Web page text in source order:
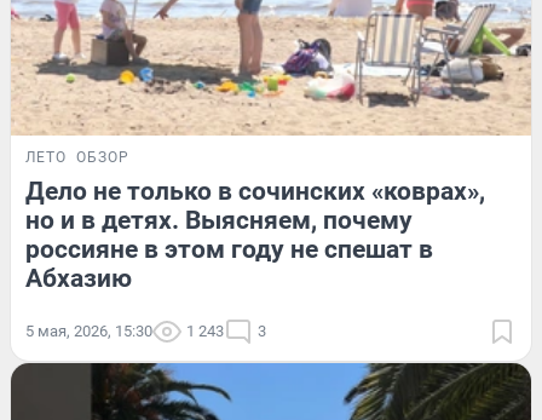
ЛЕТО ОБЗОР
Дело не только в сочинских «коврах»,
но и в детях. Выясняем, почему
россияне в этом году не спешат в
Абхазию
5 мая, 2026, 15:30 1 243 3